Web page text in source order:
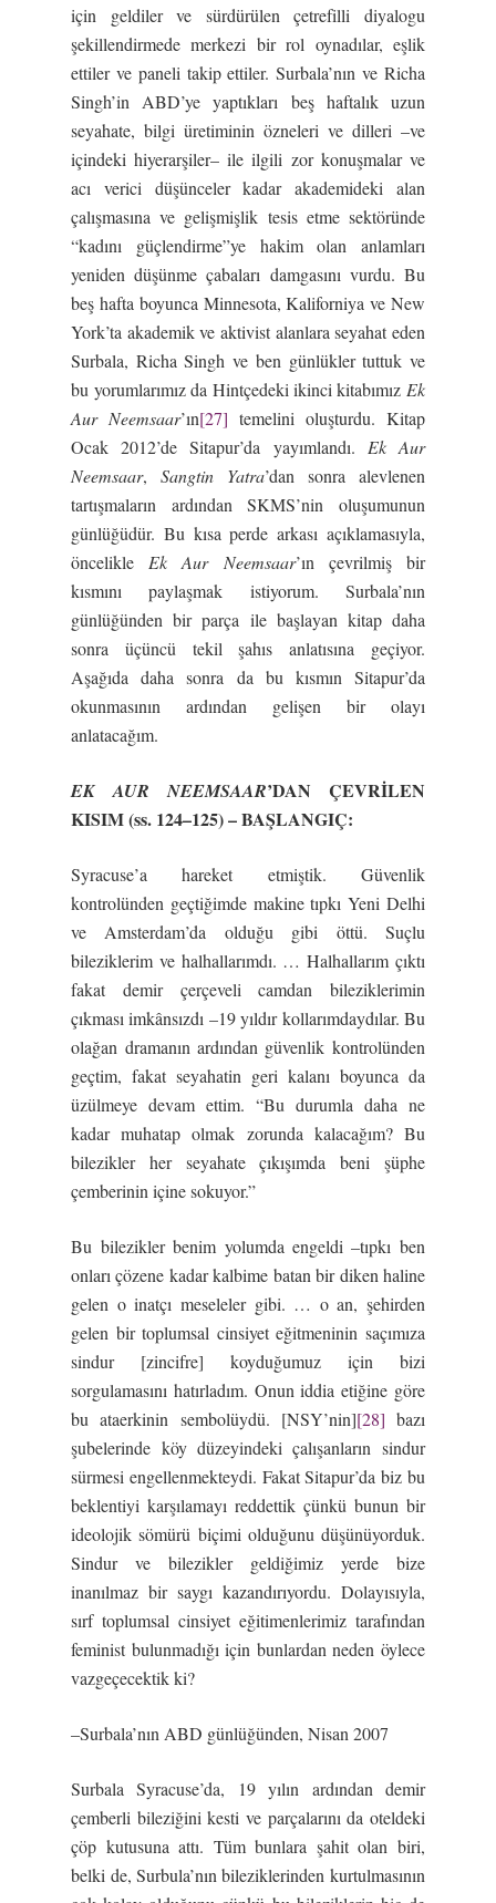
için geldiler ve sürdürülen çetrefilli diyalogu
şekillendirmede merkezi bir rol oynadılar, eşlik
ettiler ve paneli takip ettiler. Surbala’nın ve Richa
Singh’in ABD’ye yaptıkları beş haftalık uzun
seyahate, bilgi üretiminin özneleri ve dilleri –ve
içindeki hiyerarşiler– ile ilgili zor konuşmalar ve
acı verici düşünceler kadar akademideki alan
çalışmasına ve gelişmişlik tesis etme sektöründe
“kadını güçlendirme”ye hakim olan anlamları
yeniden düşünme çabaları damgasını vurdu. Bu
beş hafta boyunca Minnesota, Kaliforniya ve New
York’ta akademik ve aktivist alanlara seyahat eden
Surbala, Richa Singh ve ben günlükler tuttuk ve
bu yorumlarımız da Hintçedeki ikinci kitabımız Ek
Aur Neemsaar’ın[27] temelini oluşturdu. Kitap
Ocak 2012’de Sitapur’da yayımlandı. Ek Aur
Neemsaar,Sangtin Yatra’dan sonra alevlenen
tartışmaların ardından SKMS’nin oluşumunun
günlüğüdür. Bu kısa perde arkası açıklamasıyla,
öncelikle Ek Aur Neemsaar’ın çevrilmiş bir
kısmını paylaşmak istiyorum. Surbala’nın
günlüğünden bir parça ile başlayan kitap daha
sonra üçüncü tekil şahıs anlatısına geçiyor.
Aşağıda daha sonra da bu kısmın Sitapur’da
okunmasının ardından gelişen bir olayı
anlatacağım.
EK AUR NEEMSAAR’DAN ÇEVRİLEN
KISIM (ss. 124–125) – BAŞLANGIÇ:
Syracuse’a hareket etmiştik. Güvenlik
kontrolünden geçtiğimde makine tıpkı Yeni Delhi
ve Amsterdam’da olduğu gibi öttü. Suçlu
bileziklerim ve halhallarımdı. … Halhallarım çıktı
fakat demir çerçeveli camdan bileziklerimin
çıkması imkânsızdı –19 yıldır kollarımdaydılar. Bu
olağan dramanın ardından güvenlik kontrolünden
geçtim, fakat seyahatin geri kalanı boyunca da
üzülmeye devam ettim. “Bu durumla daha ne
kadar muhatap olmak zorunda kalacağım? Bu
bilezikler her seyahate çıkışımda beni şüphe
çemberinin içine sokuyor.”
Bu bilezikler benim yolumda engeldi –tıpkı ben
onları çözene kadar kalbime batan bir diken haline
gelen o inatçı meseleler gibi. … o an, şehirden
gelen bir toplumsal cinsiyet eğitmeninin saçımıza
sindur [zincifre] koyduğumuz için bizi
sorgulamasını hatırladım. Onun iddia etiğine göre
bu ataerkinin sembolüydü. [NSY’nin][28] bazı
şubelerinde köy düzeyindeki çalışanların sindur
sürmesi engellenmekteydi. Fakat Sitapur’da biz bu
beklentiyi karşılamayı reddettik çünkü bunun bir
ideolojik sömürü biçimi olduğunu düşünüyorduk.
Sindur ve bilezikler geldiğimiz yerde bize
inanılmaz bir saygı kazandırıyordu. Dolayısıyla,
sırf toplumsal cinsiyet eğitimenlerimiz tarafından
feminist bulunmadığı için bunlardan neden öylece
vazgeçecektik ki?
–Surbala’nın ABD günlüğünden, Nisan 2007
Surbala Syracuse’da, 19 yılın ardından demir
çemberli bileziğini kesti ve parçalarını da oteldeki
çöp kutusuna attı. Tüm bunlara şahit olan biri,
belki de, Surbula’nın bileziklerinden kurtulmasının